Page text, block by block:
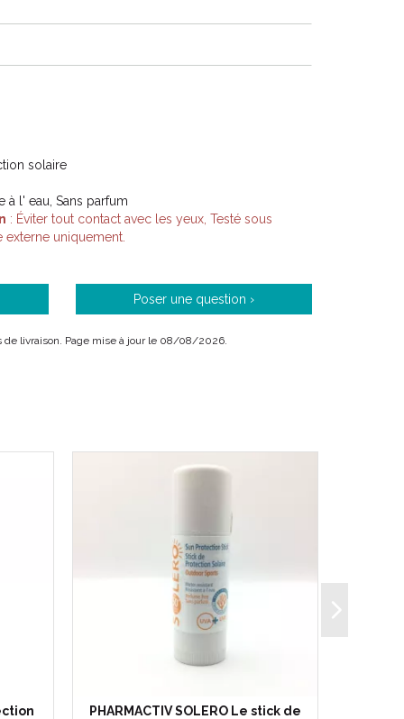
produit est évalué grâce à des tests d’ usage
membre de la famille au quotidien, y compris
s’ engage à vous proposer ces produits, au
les pharmacies du réseau.
solaire
à l' eau, Sans parfum
: Éviter tout contact avec les yeux, Testé sous
uniquement.
Poser une question ›
de livraison. Page mise à jour le 08/08/2026.
PHARMACTIV SOLERO Le stick de